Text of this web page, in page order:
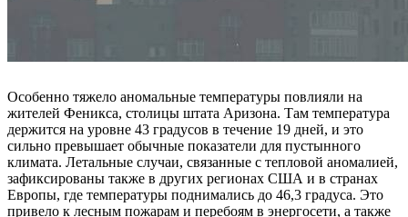
Особенно тяжело аномальные температуры повлияли на
жителей Феникса, столицы штата Аризона. Там температура
держится на уровне 43 градусов в течение 19 дней, и это
сильно превышает обычные показатели для пустынного
климата. Летальные случаи, связанные с тепловой аномалией,
зафиксированы также в других регионах США и в странах
Европы, где температуры поднимались до 46,3 градуса. Это
привело к лесным пожарам и перебоям в энергосети, а также